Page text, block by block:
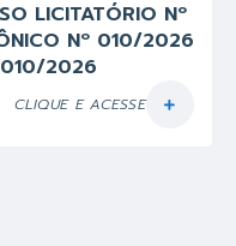
LICITATÓRIO Nº
Nº 010/2026
010/2026
CLIQUE E ACESSE